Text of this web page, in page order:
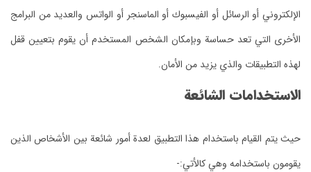
الإلكتروني أو الرسائل أو الفيسبوك أو الماسنجر أو الواتس والعديد من البرامج
الأخرى التي تعد حساسة وبإمكان الشخص المستخدم أن يقوم بتعيين قفل
لهذه التطبيقات والذي يزيد من الأمان.
الاستخدامات الشائعة
حيث يتم القيام باستخدام هذا التطبيق لعدة أمور شائعة بين الأشخاص الذين
يقومون باستخدامه وهي كالأتي:-